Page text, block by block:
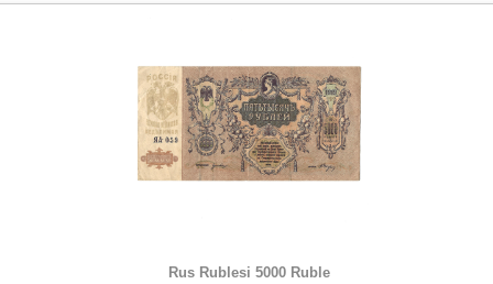
Rus Rublesi 5000 Ruble